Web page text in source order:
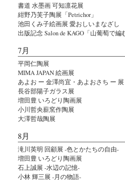
書道 水墨画 可知凛花展
紺野乃芙子陶展「Petrichor」
池田くみ子絵画展 愛おしいまなざし
出版記念 Salon de KAGO「山葡萄で編
7月
平岡仁陶展
MIMA JAPAN 絵画展
あよお ー 金澤尚宜・あよおさち ー 展
長谷部陽子ガラス展
増田豊 いろどり陶画展
小川哲央薪窯作陶展
大澤哲哉陶展
8月
滝川英明 回顧展 -色とかたちの自由-
増田豊 いろどり陶画展
石上誠展 -水辺の記憶-
小林 輝三展 -月の物語-